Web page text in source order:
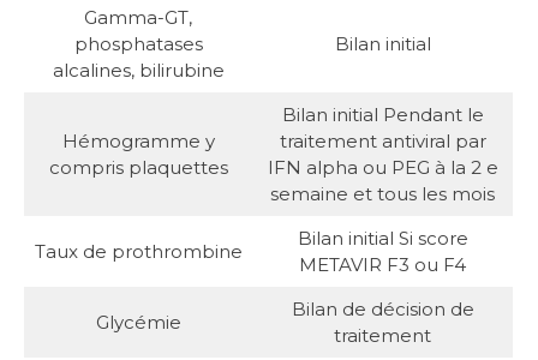
Gamma-GT,
phosphatases
alcalines, bilirubine
Bilan initial
Hémogramme y
compris plaquettes
Bilan initial Pendant le
traitement antiviral par
IFN alpha ou PEG à la 2 e
semaine et tous les mois
Taux de prothrombine
Bilan initial Si score
METAVIR F3 ou F4
Glycémie
Bilan de décision de
traitement